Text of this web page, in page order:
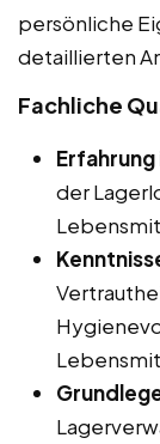
persönliche
detaillierten
Fachliche
der